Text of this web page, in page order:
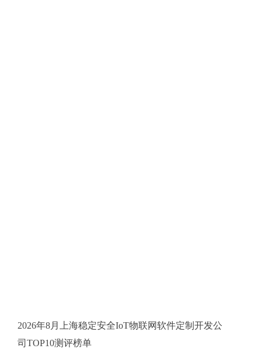
2026年8月上海稳定安全IoT物联网软件定制开发公
司TOP10测评榜单